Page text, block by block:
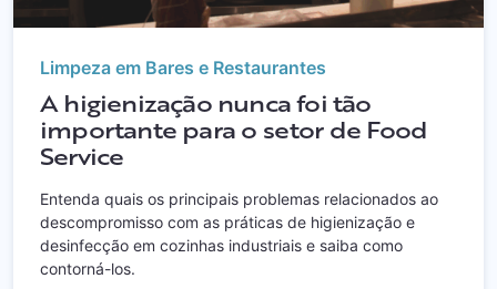
Limpeza em Bares e Restaurantes
A higienização nunca foi tão
importante para o setor de Food
Service
Entenda quais os principais problemas relacionados ao
descompromisso com as práticas de higienização e
desinfecção em cozinhas industriais e saiba como
contorná-los.